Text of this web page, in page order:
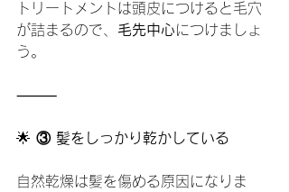
トリートメントは頭皮につけると毛穴
が詰まるので、 毛先中心につけましょ
う。
⸻
🌟 ③ 髪をしっかり乾かしている
自然乾燥は髪を傷める原因になりま